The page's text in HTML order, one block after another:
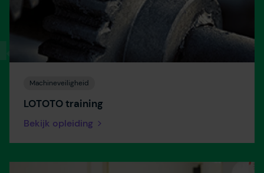
Machineveiligheid
LOTOTO training
Bekijk opleiding